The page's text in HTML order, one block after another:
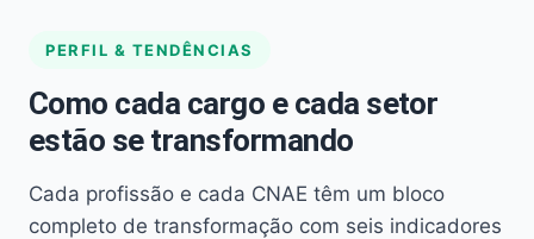
PERFIL & TENDÊNCIAS
Como cada cargo e cada setor
estão se transformando
Cada profissão e cada CNAE têm um bloco
completo de transformação com seis indicadores